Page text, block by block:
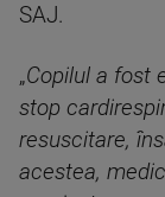
SAJ.
„Copilul a fost
stop
resuscitare,
acestea,